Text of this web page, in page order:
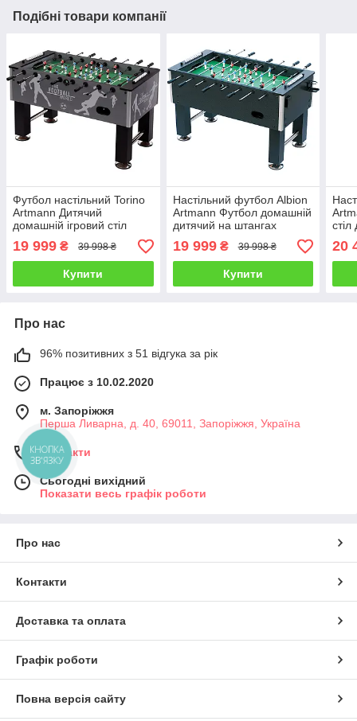
Подібні товари компанії
Футбол настільний Torino
Artmann Дитячий
домашній ігровий стіл
Професійний футбол для
дорослих для офісу
19 999 ₴ 39 998 ₴
Купити
Настільний футбол Albion
Artmann Футбол домашній
дитячий на штангах
Великий ігровий стіл для
дорослих
19 999₴ 39 998 ₴
Купити
20
Про нас
96% позитивних з 51 відгука за рік
Працює з 10.02.2020
м. Запоріжжя
Перша Ливарна, д. 40, 69011, Запоріжжя, Україна
Контакти
Сьогодні вихідний
Показати весь графік роботи
Про нас
Контакти
Доставка та оплата
Графік роботи
Повна версія сайту
КНОПКА
ЗВ'ЯЗКУ